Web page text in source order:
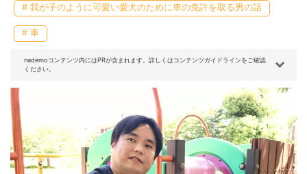
# 我が子のように可愛い愛犬のために車の免許を取る男の話
# 車
nademoコンテンツ内にはPRが含まれます。詳しくはコンテンツガイドラインをご確認
ください。